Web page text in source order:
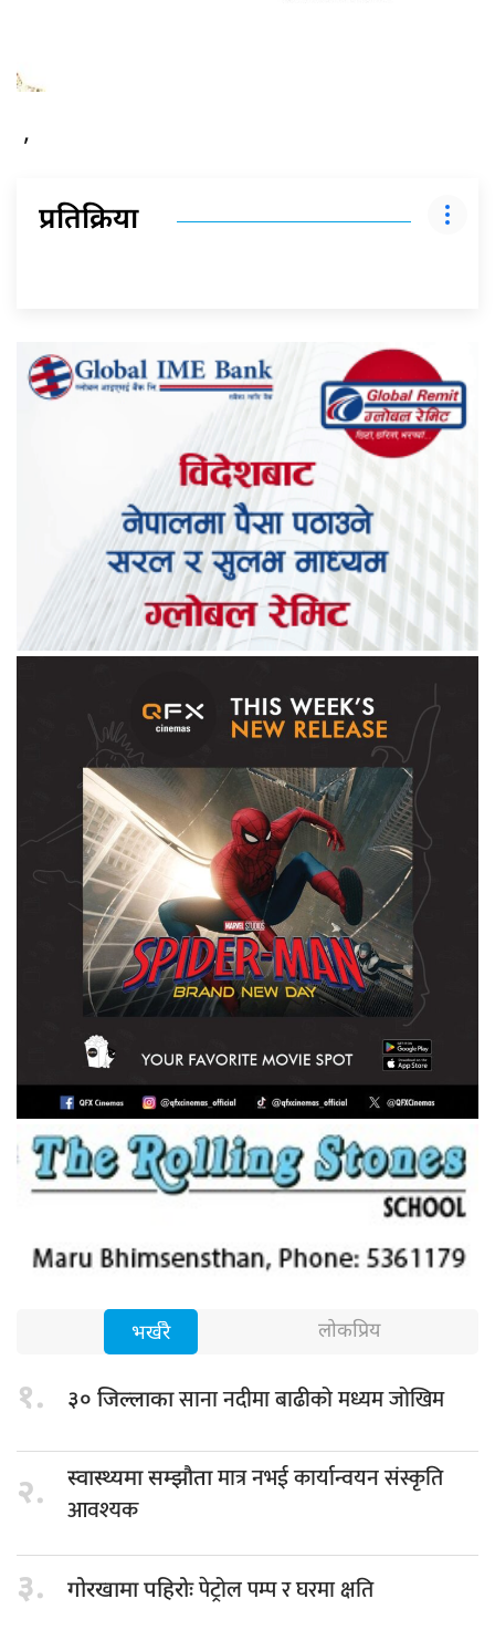
,
प्रतिक्रिया
भर्खरै लोकप्रिय
१. ३० जिल्लाकासाना नदीमा बाढीको मध्यम जोखिम
२. स्वास्थ्यमा सम्झौतामात्र नभई कार्यान्वयन संस्कृति
आवश्यक
३. गोरखामा पहिरोःपेट्रोल पम्प र घरमा क्षति